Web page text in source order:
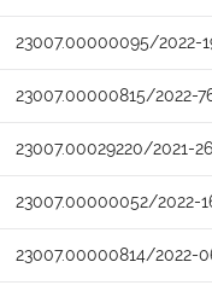
23007.00000095/2022-
23007.00000815/2022-
23007.00029220/2021-26
23007.00000052/2022-
23007.00000814/2022-